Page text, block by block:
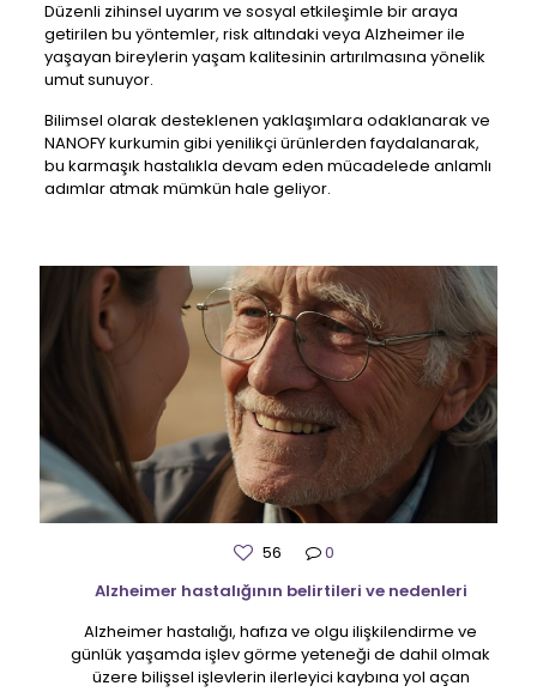
Düzenli zihinsel uyarım ve sosyal etkileşimle bir araya
getirilen bu yöntemler, risk altındaki veya Alzheimer ile
yaşayan bireylerin yaşam kalitesinin artırılmasına yönelik
umut sunuyor.
Bilimsel olarak desteklenen yaklaşımlara odaklanarak ve
NANOFY kurkumin gibi yenilikçi ürünlerden faydalanarak,
bu karmaşık hastalıkla devam eden mücadelede anlamlı
adımlar atmak mümkün hale geliyor.
56
0
Alzheimer hastalığının belirtileri ve nedenleri
Alzheimer hastalığı, hafıza ve olgu ilişkilendirme ve
günlük yaşamda işlev görme yeteneği de dahil olmak
üzere bilişsel işlevlerin ilerleyici kaybına yol açan